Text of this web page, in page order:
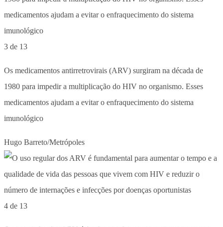
3 de 13
Os medicamentos antirretrovirais (ARV) surgiram na década de
1980 para impedir a multiplicação do HIV no organismo. Esses
medicamentos ajudam a evitar o enfraquecimento do sistema
imunológico
Hugo Barreto/Metrópoles
4 de 13